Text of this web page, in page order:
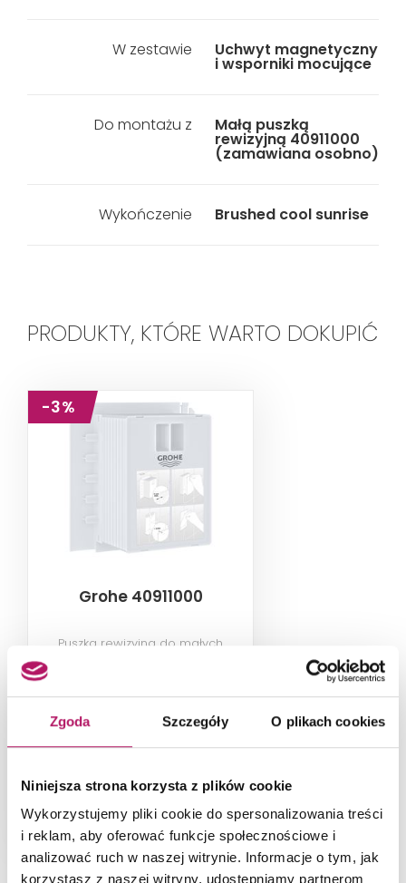
Zgoda Szczegóły O plikach cookies
Niniejsza strona korzysta z plików cookie
Wykorzystujemy pliki cookie do spersonalizowania treści
i reklam, aby oferować funkcje społecznościowe i
analizować ruch w naszej witrynie. Informacje o tym, jak
korzystasz z naszej witryny, udostępniamy partnerom
W zestawie Uchwyt magnetyczny
i wsporniki mocujące
Do montażu z Małą puszką
rewizyjną 40911000
(zamawiana osobno)
Wykończenie Brushed cool sunrise
PRODUKTY, KTÓRE WARTO DOKUPIĆ
-3%
Grohe 40911000
Puszka rewizyjna do małych
72,10 PLN
-3% od 74,50 PLN najniższa cena
Dostępność: 5 szt.